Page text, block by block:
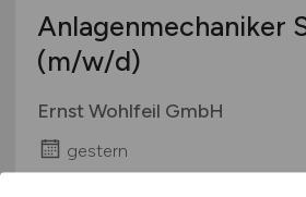
Anlagenmechaniker
(m/w/d)
Ernst Wohlfeil GmbH
gestern